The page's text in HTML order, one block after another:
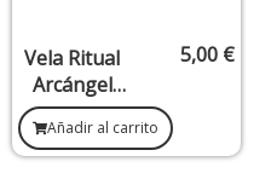
Vela Ritual
Arcángel
Miguel –
Protección,
Justicia y
5,00 €
Añadir al carrito